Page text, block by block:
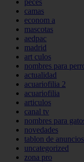
peces
camas
econom a
mascotas
aedpac
madrid
art culos
nombres para
actualidad
acuariofilia 2
acuariofilia
articulos
canal tv
nombres para
novedades
tablon de anuncios
uncategorized
zona pro